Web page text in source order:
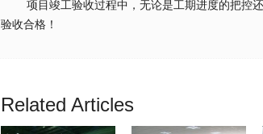
项目竣工验收过程中，无论是工期进度的把控还
验收合格！
Related Articles